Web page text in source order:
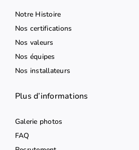
Notre Histoire
Nos certifications
Nos valeurs
Nos équipes
Nos installateurs
Plus d’informations
Galerie photos
FAQ